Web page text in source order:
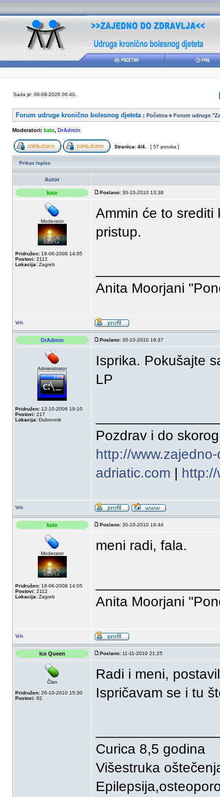
Sada je: 06-08-2026 06:40.
Forum udruge kronično bolesnog djeteta : Početna » Forum udruge
Moderatori: kate, DrAdmin
Stranica: 4/4 [ 57 poruka ]
Prikaz ispisa
Autor
kate Poslano: 30-10-2010 13:38
Moderator
Pridružen: 18-06-2008 14:05
Postovi: 2112
Lokacija: Zagreb
Ammin će to srediti
pristup.
Anita Moorjani
Vrh
DrAdmin Poslano: 30-10-2010 19:37
Administrator
Pridružen: 12-10-2006 19:10
Postovi: 217
Lokacija: Dubrovnik
Isprika. Pokušajte
LP
Pozdrav i do
http://
adriatic.com |
Vrh
kate Poslano: 30-10-2010 19:44
Moderator
Pridružen: 18-06-2008 14:05
Postovi: 2112
Lokacija: Zagreb
meni radi, fala.
Anita Moorjani
Vrh
Ice Queen Poslano: 11-11-2010 21:25
Član
Pridružen: 26-10-2010 15:30
Postovi: 92
Radi i meni,
Ispričavam se i tu
Curica 8,5 godina
Višestruka